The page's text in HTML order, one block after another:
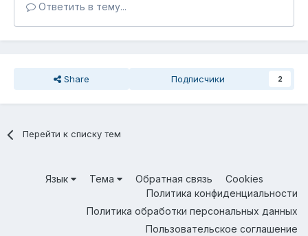
Ответить в тему...
Share Подписчики 2
Перейти к списку тем
Язык Тема Обратная связь
Cookies
Политика конфиденциальности
Политика обработки персональных данных
Пользовательское соглашение